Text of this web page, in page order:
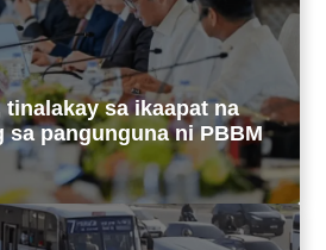
sa ikaapat na
sa pangunguna ni PBBM